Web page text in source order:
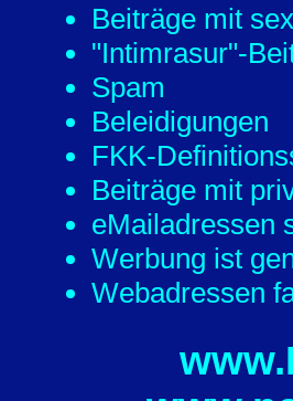
Beiträge mit
"Intimrasur"-
Spam
Beleidigungen
FKK-
Beiträge mit
eMailadressen
Werbung ist
Webadressen